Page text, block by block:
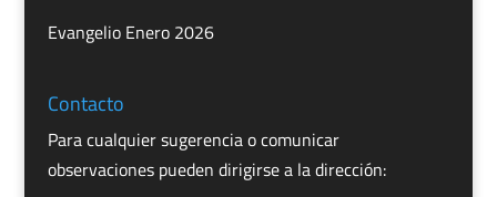
Evangelio Enero 2026
Contacto
Para cualquier sugerencia o comunicar
observaciones pueden dirigirse a la dirección: